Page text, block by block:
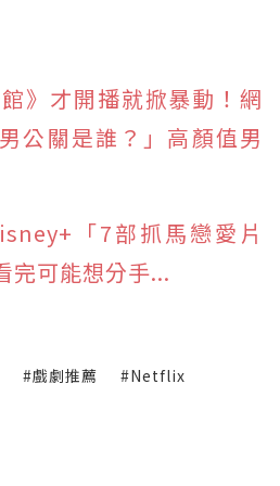
》才開播就掀暴動！網
公關是誰？」高顏值男
「7部抓馬戀愛片
可能想分手...
#戲劇推薦 #Netflix